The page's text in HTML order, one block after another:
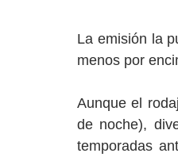
La emisión la
menos por
Aunque el
de noche),
temporadas